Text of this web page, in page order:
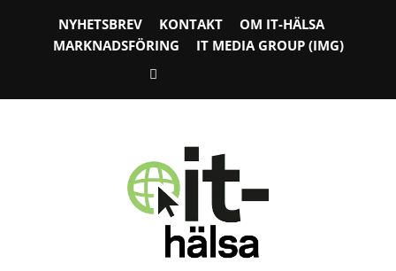
NYHETSBREV KONTAKT
OM IT-HÄLSA
MARKNADSFÖRING
IT MEDIA GROUP (IMG)